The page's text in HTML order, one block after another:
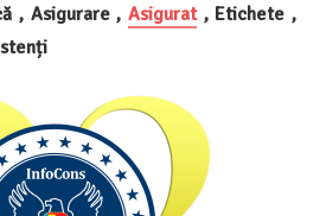
, Asigurare , Asigurat, Etichete ,